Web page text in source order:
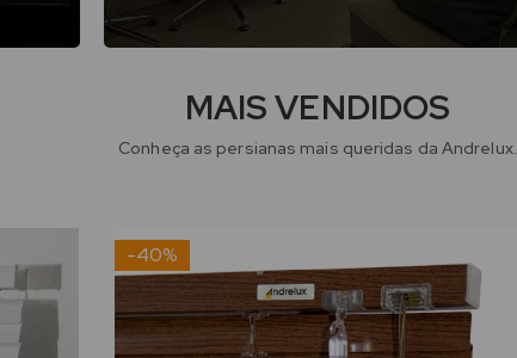
MAIS VENDIDOS
Conheça as persianas mais queridas da Andrelux.
-40%